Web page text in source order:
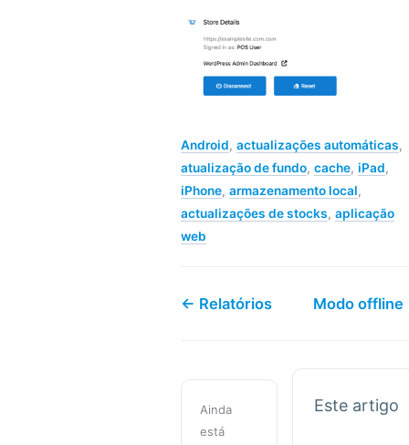
Android, actualizações automáticas,
atualização de fundo, cache, iPad,
iPhone, armazenamento local,
actualizações de stocks, aplicação
web
← Relatórios Modo
Ainda
está
Este artigo